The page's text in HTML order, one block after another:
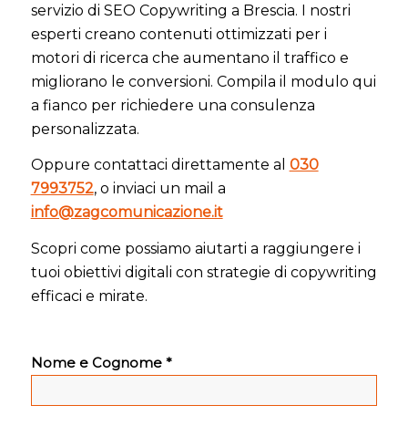
servizio di SEO Copywriting a Brescia. I nostri
esperti creano contenuti ottimizzati per i
motori di ricerca che aumentano il traffico e
migliorano le conversioni. Compila il modulo qui
a fianco per richiedere una consulenza
personalizzata.
Oppure contattaci direttamente al 030
7993752, o inviaci un mail a
info@zagcomunicazione.it
Scopri come possiamo aiutarti a raggiungere i
tuoi obiettivi digitali con strategie di copywriting
efficaci e mirate.
Nome e Cognome *